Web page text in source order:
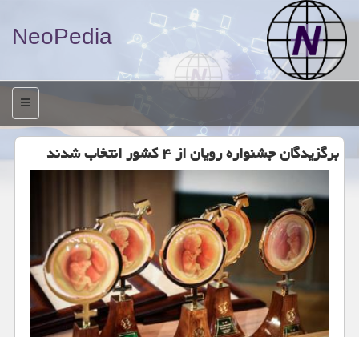
NeoPedia
منو
برگزیدگان جشنواره رویان از ۴ كشور انتخاب شدند